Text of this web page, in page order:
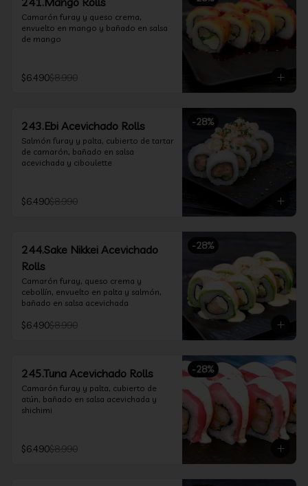
Camarón furay y queso crema,
envuelto en mango y bañado en salsa
de mango
$6.490$8.990
-28%
243.Ebi Acevichado Rolls
Salmón furay y palta, cubierto de tartar
de camarón, bañado en salsa
acevichada y ciboulette
$6.490$8.990
-28%
244.Sake Nikkei Acevichado
Rolls
Camarón furay, queso crema y
cebollín, envuelto en palta y salmón,
bañado en salsa acevichada
$6.490$8.990
-28%
245.Tuna Acevichado Rolls
Camarón furay y palta, cubierto de
atún, bañado en salsa acevichada y
shichimi
$6.490$8.990